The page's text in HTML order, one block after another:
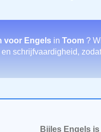
voor Engelsin Toom ?
schrijfvaardigheid,
Bijles Engels